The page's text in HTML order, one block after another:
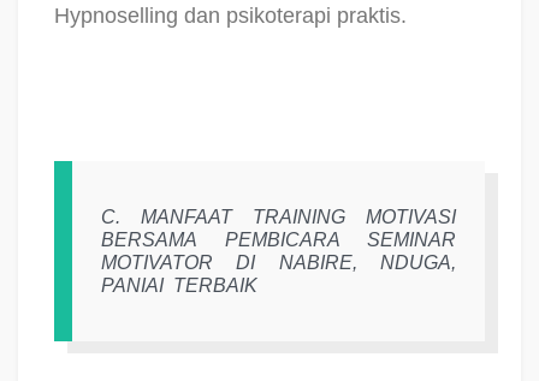
Hypnoselling dan psikoterapi praktis.
C.
MANFAAT TRAINING MOTIVASI
BERSAMA PEMBICARA SEMINAR
MOTIVATOR DI NABIRE, NDUGA,
PANIAI TERBAIK